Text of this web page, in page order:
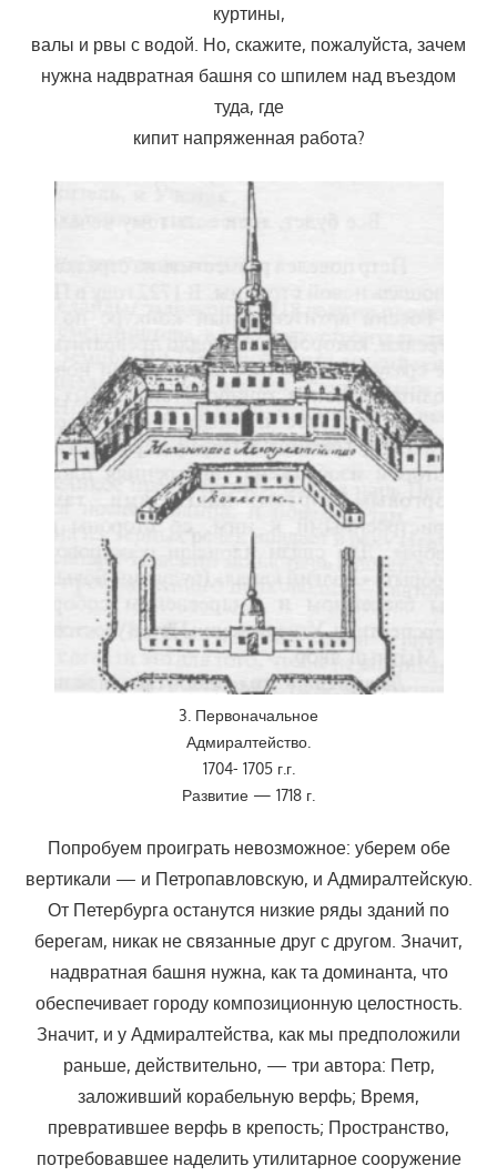
куртины,
валы и рвы с водой. Но, скажите, пожалуйста, зачем
нужна надвратная башня со шпилем над въездом
туда, где
кипит напряженная работа?
3. Первоначальное
Адмиралтейство.
1704- 1705 г.г.
Развитие — 1718 г.
Попробуем проиграть невозможное: уберем обе
вертикали — и Петропавловскую, и Адмиралтейскую.
От Петербурга останутся низкие ряды зданий по
берегам, никак не связанные друг с другом. Значит,
надвратная башня нужна, как та доминанта, что
обеспечивает городу композиционную целостность.
Значит, и у Адмиралтейства, как мы предположили
раньше, действительно, — три автора: Петр,
заложивший корабельную верфь; Время,
превратившее верфь в крепость; Пространство,
потребовавшее наделить утилитарное сооружение